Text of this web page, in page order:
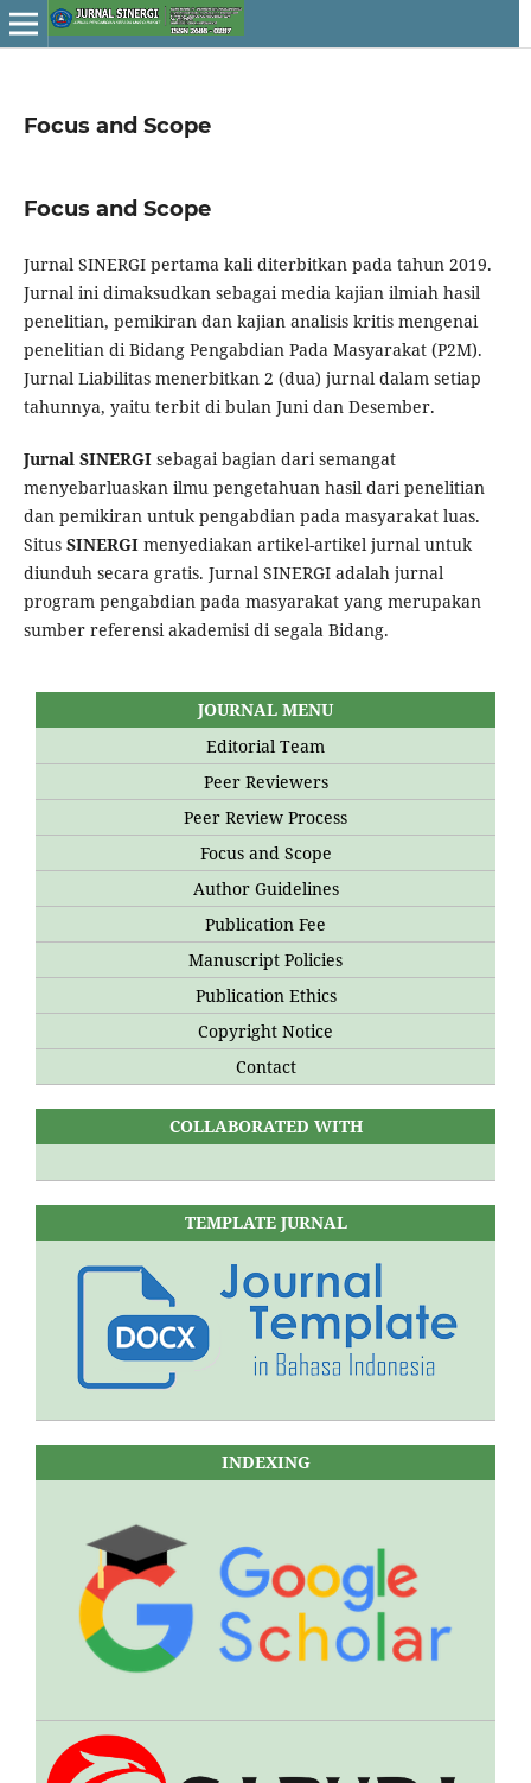
Focus and Scope
Focus and Scope
Jurnal SINERGI pertama kali diterbitkan pada tahun 2019.
Jurnal ini dimaksudkan sebagai media kajian ilmiah hasil
penelitian, pemikiran dan kajian analisis kritis mengenai
penelitian di Bidang Pengabdian Pada Masyarakat (P2M).
Jurnal Liabilitas menerbitkan 2 (dua) jurnal dalam setiap
tahunnya, yaitu terbit di bulan Juni dan Desember.
Jurnal SINERGI sebagai bagian dari semangat
menyebarluaskan ilmu pengetahuan hasil dari penelitian
dan pemikiran untuk pengabdian pada masyarakat luas.
Situs SINERGI menyediakan artikel-artikel jurnal untuk
diunduh secara gratis. Jurnal SINERGI adalah jurnal
program pengabdian pada masyarakat yang merupakan
sumber referensi akademisi di segala Bidang.
JOURNAL MENU
Editorial Team
Peer Reviewers
Peer Review Process
Focus and Scope
Author Guidelines
Publication Fee
Manuscript Policies
Publication Ethics
Copyright Notice
Contact
COLLABORATED WITH
TEMPLATE JURNAL
INDEXING